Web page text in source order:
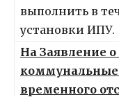
выполнить в
установки ИПУ.
На Заявление
коммунальные
временного